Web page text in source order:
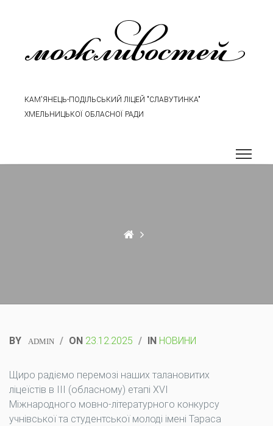
можливостей
КАМ'ЯНЕЦЬ-ПОДІЛЬСЬКИЙ ЛІЦЕЙ "СЛАВУТИНКА"
ХМЕЛЬНИЦЬКОЇ ОБЛАСНОЇ РАДИ
BY ADMIN / ON 23.12.2025 / IN НОВИНИ
Щиро радіємо перемозі наших талановитих
ліцеїстів в ІІІ (обласному) етапі ХVІ
Міжнародного мовно-літературного конкурсу
учнівської та студентської молоді імені Тараса